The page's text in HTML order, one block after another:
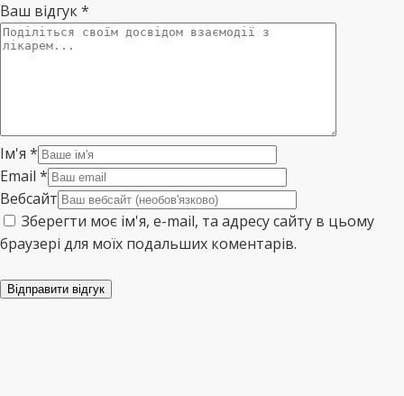
Ваш відгук*
Ім'я *
Email *
Вебсайт
Зберегти моє ім'я, e-mail, та адресу сайту в цьому
браузері для моїх подальших коментарів.
Відправити відгук